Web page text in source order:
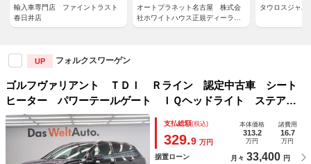
輸入車専門店 ファイントラスト
春日井店
オートプラネット名古屋 株式会
社ホワイトハウス正規ディーラー
グループ
タウロスジャパ
UP フォルクスワーゲン
ゴルフヴァリアント ＴＤＩ Ｒライン 認定中古車 シート
ヒーター パワーテールゲート ＩＱヘッドライト ステアリ
ングヒーター 純正ナビ デジタルメーター 障害物センサ
ー 衝突軽減ブレーキ ヘッドアップディスプレイ 後側方車
両接近警報
支払総額(税込)
329.9 万円
本体価格
313.2
万円
諸費用
16.7
万円
据置ローン 月々 33,400 円